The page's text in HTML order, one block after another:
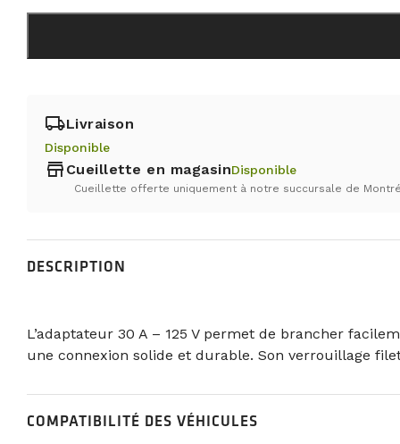
local_shippingLivraison
Disponible
store Cueillette en magasinDisponible
Cueillette offerte uniquement à notre succursale de
DESCRIPTION
L’adaptateur 30 A – 125 V permet de brancher
une connexion solide et durable. Son verrouillage
COMPATIBILITÉ DES VÉHICULES